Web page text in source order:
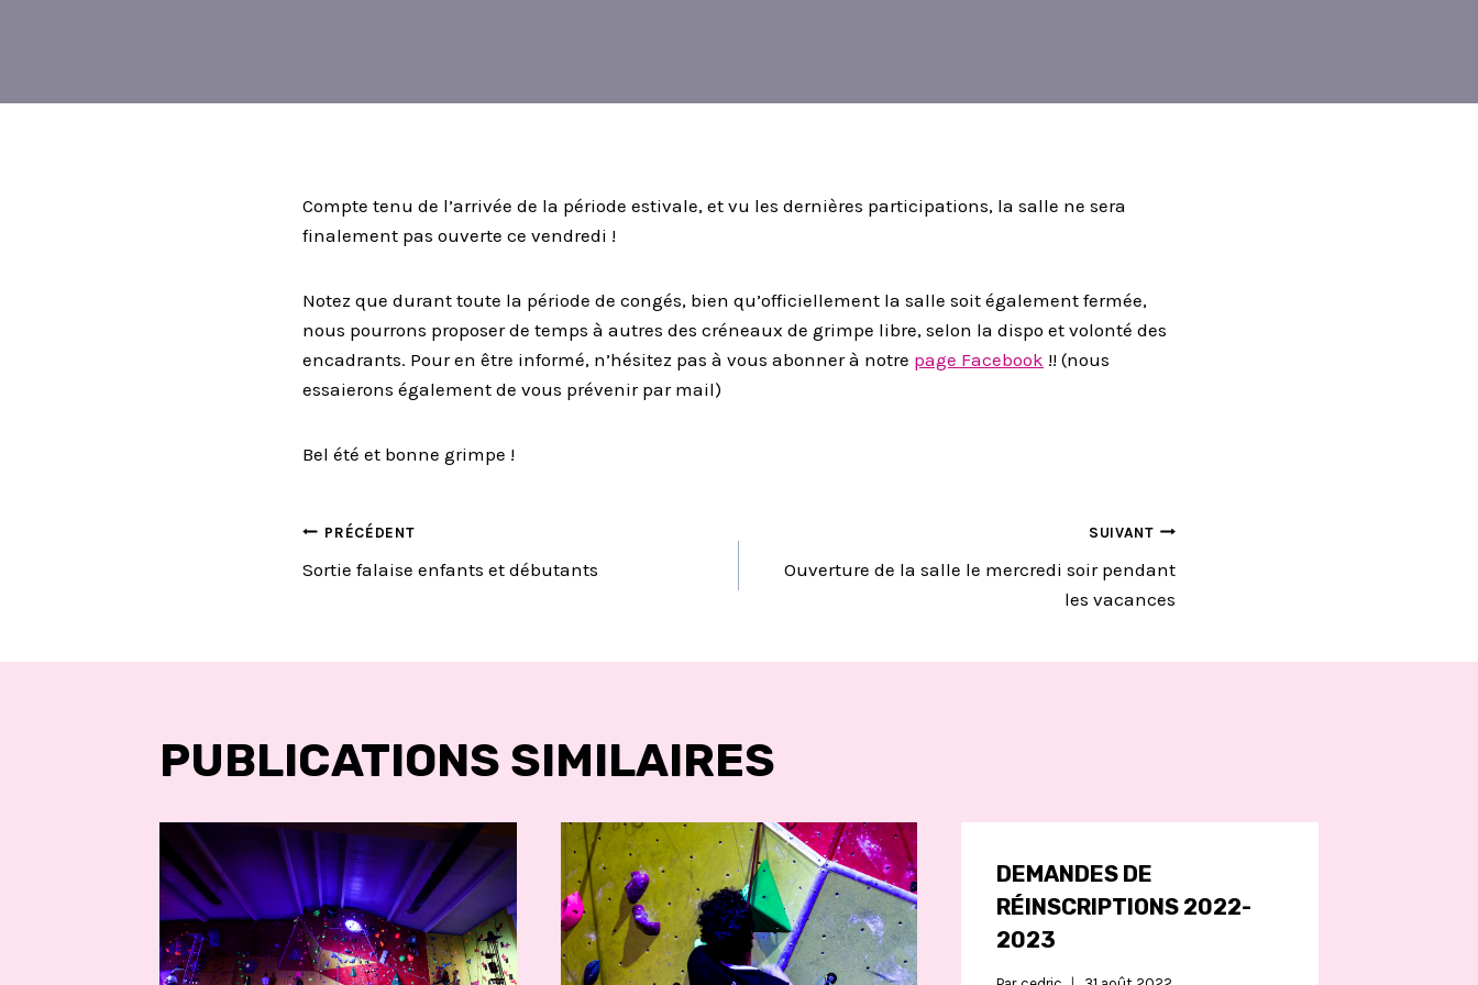
Compte tenu de l’arrivée de la période estivale, et vu les dernières participations, la salle ne sera
finalement pas ouverte ce vendredi !
Notez que durant toute la période de congés, bien qu’officiellement la salle soit également fermée,
nous pourrons proposer de temps à autres des créneaux de grimpe libre, selon la dispo et volonté des
encadrants. Pour en être informé, n’hésitez pas à vous abonner à notre page Facebook !! (nous
essaierons également de vous prévenir par mail)
Bel été et bonne grimpe !
NAVIGATION
PRÉCÉDENT
Sortie falaise enfants et débutants
SUIVANT
Ouverture de la salle le mercredi soir pendant
les vacances
PUBLICATIONS SIMILAIRES
DEMANDES DE
RÉINSCRIPTIONS 2022-
2023